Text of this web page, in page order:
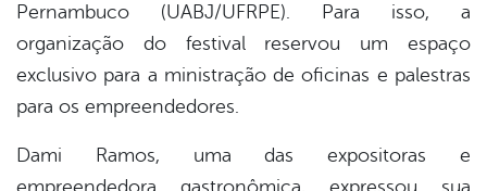
Pernambuco (UABJ/UFRPE). Para isso, a
organização do festival reservou um espaço
exclusivo para a ministração de oficinas e palestras
para os empreendedores.
Dami Ramos, uma das expositoras e